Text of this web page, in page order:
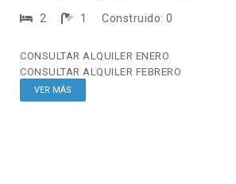
2 1 Construido: 0
CONSULTAR ALQUILER ENERO
CONSULTAR ALQUILER FEBRERO
VER MÁS